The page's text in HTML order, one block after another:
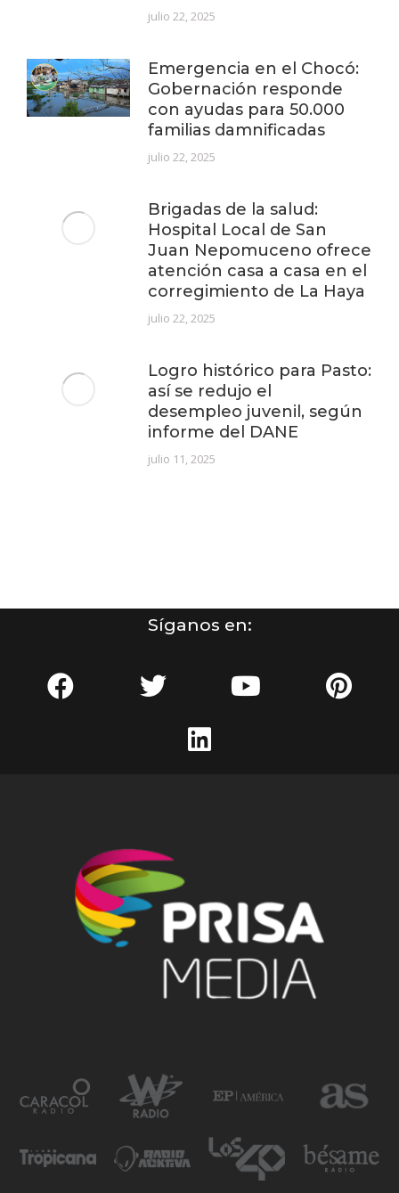
julio 22, 2025
Emergencia en el Chocó:
Gobernación responde
con ayudas para 50.000
familias damnificadas
julio 22, 2025
Brigadas de la salud:
Hospital Local de San
Juan Nepomuceno ofrece
atención casa a casa en el
corregimiento de La Haya
julio 22, 2025
Logro histórico para Pasto:
así se redujo el
desempleo juvenil, según
informe del DANE
julio 11, 2025
Síganos en: